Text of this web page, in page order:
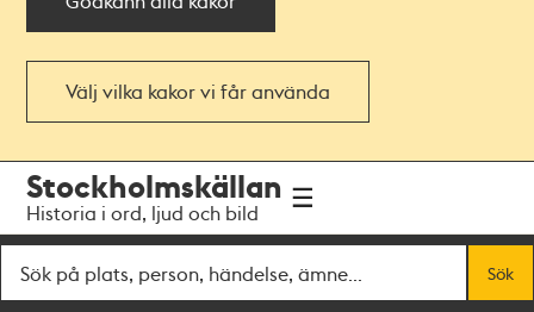
Välj vilka kakor vi får använda
navigationen
huvudinnehållet
Stockholmskällan
Historia i ord, ljud och bild
Sök